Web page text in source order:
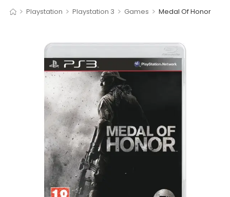
> Playstation > Playstation 3 > Games > Medal Of Honor